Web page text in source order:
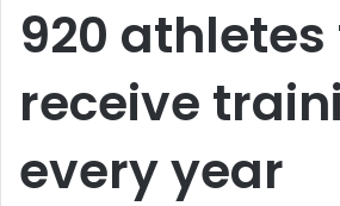
920 athletes
receive
every year